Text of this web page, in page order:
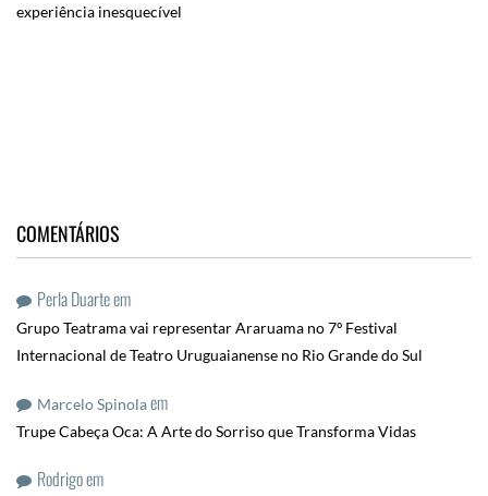
experiência inesquecível
COMENTÁRIOS
Perla Duarteem
Grupo Teatrama vai representar Araruama no 7º Festival
Internacional de Teatro Uruguaianense no Rio Grande do Sul
Marcelo Spinolaem
Trupe Cabeça Oca: A Arte do Sorriso que Transforma Vidas
Rodrigoem